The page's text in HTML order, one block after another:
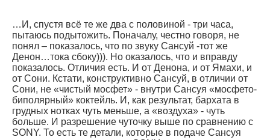
…И, спустя всё те же два с половиной - три часа,
пытаюсь подытожить. Поначалу, честно говоря, не
понял – показалось, что по звуку Сансуй -тот же
Денон…тока сбоку))). Но оказалось, что и вправду
показалось. Отличия есть. И от Денона, и от Ямахи, и
от Сони. Кстати, конструктивно Сансуй, в отличии от
Сони, не «чистый мосфет» - внутри Сансуя «мосфето-
биполярный» коктейль. И, как результат, бархата в
грудных нотках чуть меньше, а «воздуха» - чуть
больше. И разрешение чуточку выше по сравнению с
SONY. То есть те детали, которые в подаче Сансуя